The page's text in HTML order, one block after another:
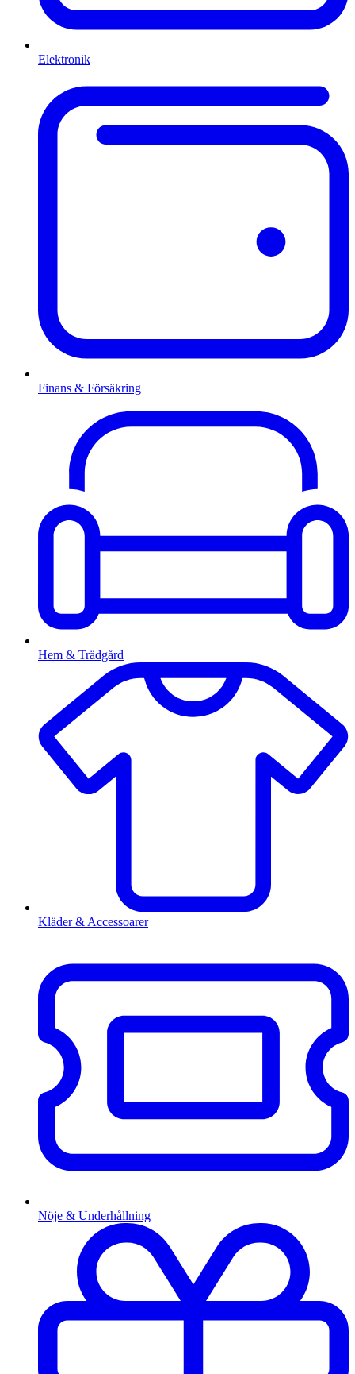
Elektronik
Finans & Försäkring
Hem & Trädgård
Kläder & Accessoarer
Nöje & Underhållning